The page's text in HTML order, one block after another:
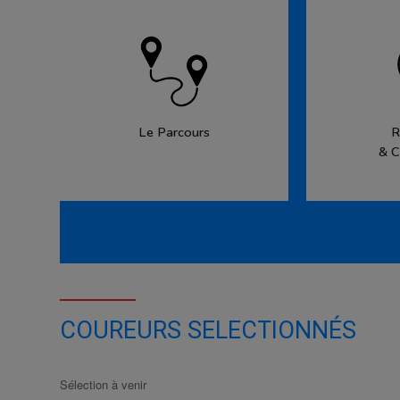
Le Parcours
&
COUREURS SELECTIONNÉS
Sélection à venir